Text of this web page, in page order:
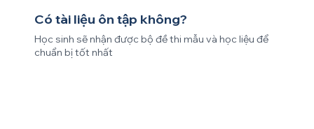
Có tài liệu ôn tập không?
Học sinh sẽ nhận được bộ đề thi mẫu và học liệu để
chuẩn bị tốt nhất